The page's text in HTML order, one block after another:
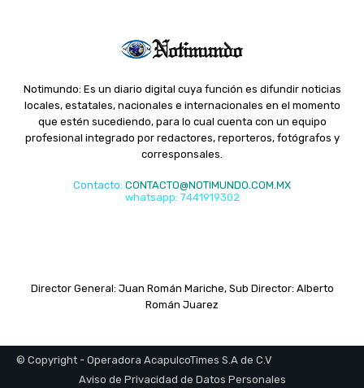
Notimundo: Es un diario digital cuya función es difundir noticias
locales, estatales, nacionales e internacionales en el momento
que estén sucediendo, para lo cual cuenta con un equipo
profesional integrado por redactores, reporteros, fotógrafos y
corresponsales.
Contacto: CONTACTO@NOTIMUNDO.COM.MX
whatsapp: 7441919302
Director General: Juan Román Mariche, Sub Director: Alberto
Román Juarez
© Copyright - Operadora AcapulcoTimes S.A de C.V
Aviso de Privacidad de Datos Personales